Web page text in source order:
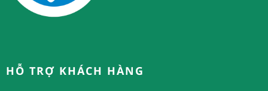
HỖ TRỢ KHÁCH HÀNG